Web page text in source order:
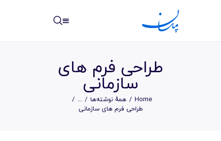
طراحی فرم های
سازمانی
Home همهٔ نوشته‌ها
...
طراحی فرم های سازمانی
خانه